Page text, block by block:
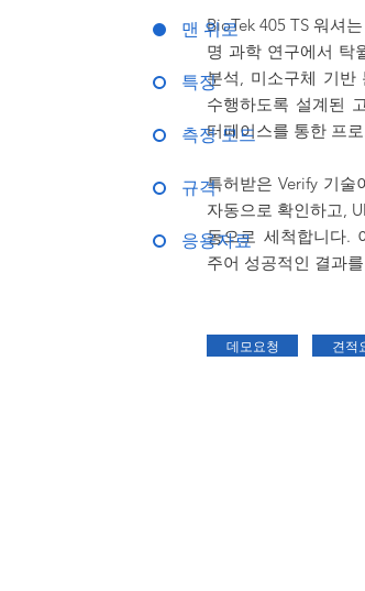
맨 위로
특징
측정 모드
규격
응용자료
BioTek 405 TS 워셔
명 과학 연구에서 탁
분석, 미소구체 기반
수행하도록 설계된
터페이스를 통한 프
특허받은 Verify 기술
자동으로 확인하고,
동으로 세척합니다.
주어 성공적인 결과
데모요청 견적